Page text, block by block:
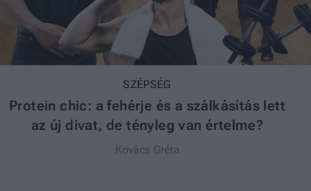
SZÉPSÉG
Protein chic: a fehérje és a szálkásítás lett
az új divat, de tényleg van értelme?
Kovács Gréta